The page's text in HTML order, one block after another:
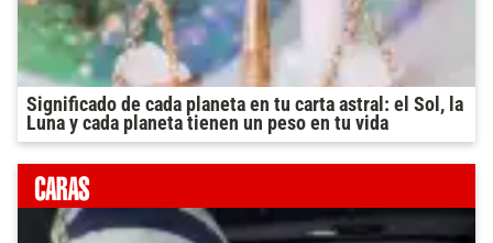
Significado de cada planeta en tu carta astral: el Sol, la
Luna y cada planeta tienen un peso en tu vida